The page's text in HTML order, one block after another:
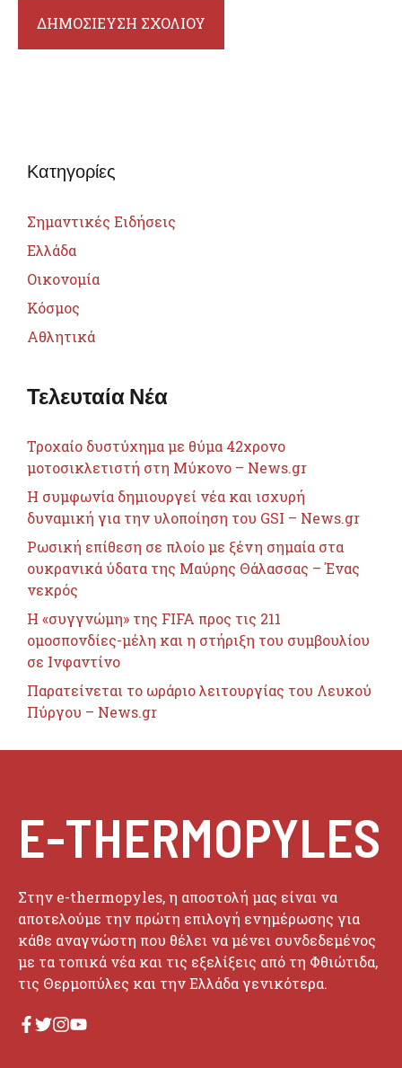
Κατηγορίες
Σημαντικές Ειδήσεις
Ελλάδα
Οικονομία
Κόσμος
Αθλητικά
Τελευταία Νέα
Τροχαίο δυστύχημα με θύμα 42χρονο
μοτοσικλετιστή στη Μύκονο – News.gr
Η συμφωνία δημιουργεί νέα και ισχυρή
δυναμική για την υλοποίηση του GSI – News.gr
Ρωσική επίθεση σε πλοίο με ξένη σημαία στα
ουκρανικά ύδατα της Μαύρης Θάλασσας – Ένας
νεκρός
Η «συγγνώμη» της FIFA προς τις 211
ομοσπονδίες-μέλη και η στήριξη του συμβουλίου
σε Ινφαντίνο
Παρατείνεται το ωράριο λειτουργίας του Λευκού
Πύργου – News.gr
E-THERMOPYLES
Στην e-thermopyles, η αποστολή μας είναι να
αποτελούμε την πρώτη επιλογή ενημέρωσης για
κάθε αναγνώστη που θέλει να μένει συνδεδεμένος
με τα τοπικά νέα και τις εξελίξεις από τη Φθιώτιδα,
τις Θερμοπύλες και την Ελλάδα γενικότερα.